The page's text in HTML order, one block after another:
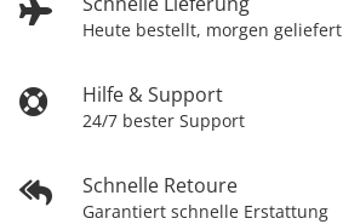
Heute bestellt, morgen geliefert
Hilfe & Support
24/7 bester Support
Schnelle Retoure
Garantiert schnelle Erstattung